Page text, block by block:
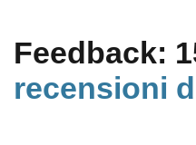
Feedback:
recensioni